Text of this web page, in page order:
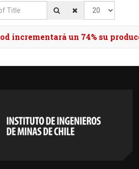
Title Display #
incrementará un 74% su